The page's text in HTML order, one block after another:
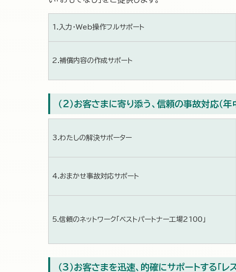
1.入力・Web操作フルサポート
2.補償内容の作成サポート
（2）お客さまに寄り添う、信頼の事故対応（
3.わたしの解決サポーター
4.おまかせ事故対応サポート
5.信頼のネットワーク「ベストパートナー工場2100」
（3）お客さまを迅速、的確にサポートする「レ